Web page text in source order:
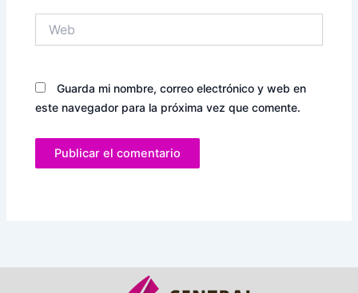
Guarda mi nombre, correo electrónico y web en
este navegador para la próxima vez que comente.